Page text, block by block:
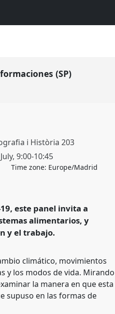
(SP)
i Història 203
, 9:00-10:45
Time zone: Europe/Madrid
este panel invita a
alimentarios, y
y el trabajo.
climático, movimientos
y los modos de vida. Mirando
la manera en que esta
supuso en las formas de